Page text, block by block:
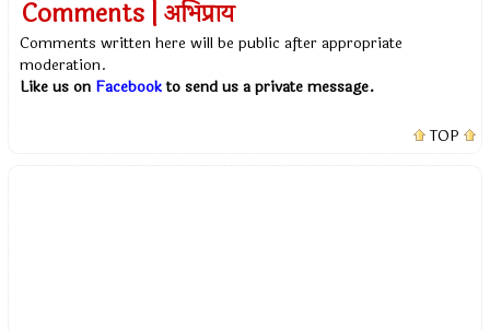
Comments | अभिप्राय
Comments written here will be public after appropriate
moderation.
Like us on Facebookto send us a private message.
TOP